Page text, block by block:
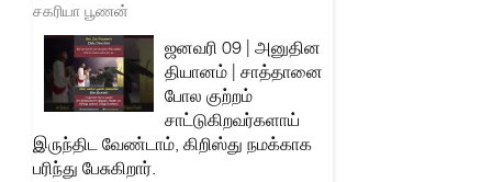
சகரியா பூணன்
ஜனவரி 09 | அனுதின
தியானம் | சாத்தானை
போல குற்றம்
சாட்டுகிறவர்களாய்
இருந்திட வேண்டாம், கிறிஸ்து நமக்காக
பரிந்து பேசுகிறார்.